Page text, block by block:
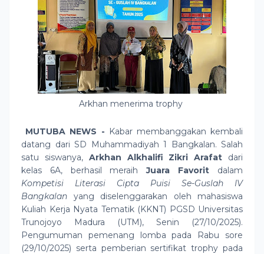
Arkhan menerima trophy
MUTUBA NEWS - Kabar membanggakan kembali
datang dari SD Muhammadiyah 1 Bangkalan. Salah
satu siswanya, Arkhan Alkhalifi Zikri Arafat dari
kelas 6A, berhasil meraihJuara Favorit dalam
Kompetisi Literasi Cipta Puisi Se-Guslah IV
Bangkalan yang diselenggarakan oleh mahasiswa
Kuliah Kerja Nyata Tematik (KKNT) PGSD Universitas
Trunojoyo Madura (UTM), Senin (27/10/2025).
Pengumuman pemenang lomba pada Rabu sore
(29/10/2025) serta pemberian sertifikat trophy pada